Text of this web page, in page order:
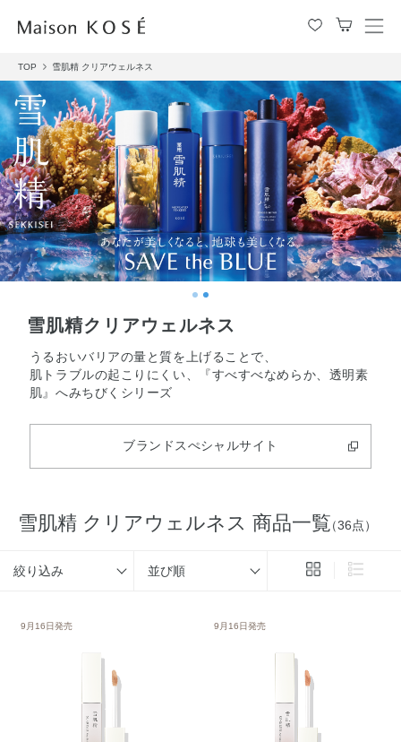
メ
ー
を
開
閉
す
る
TOP 雪肌精 クリアウェルネス
雪肌精クリアウェルネス
うるおいバリアの量と質を上げることで、
肌トラブルの起こりにくい、『すべすべなめらか、透明素
肌』へみちびくシリーズ
ブランドスぺシャルサイト
雪肌精 クリアウェルネス 商品一覧（36点）
絞り込み 並び順
9月16日発売 9月16日発売